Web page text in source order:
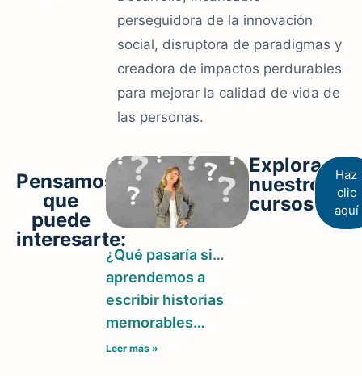
Pensamos
que
puede
interesarte:
¿Qué pasaría si…
aprendemos a
escribir historias
memorables…
Leer más »
Explora
nuestros
cursos
Haz
clic
aquí
perseguidora de la innovación
social, disruptora de paradigmas y
creadora de impactos perdurables
para mejorar la calidad de vida de
las personas.